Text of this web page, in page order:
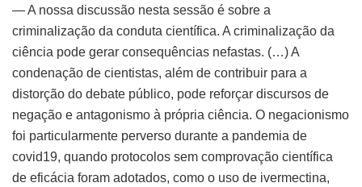
— A nossa discussão nesta sessão é sobre a
criminalização da conduta científica. A criminalização da
ciência pode gerar consequências nefastas. (…) A
condenação de cientistas, além de contribuir para a
distorção do debate público, pode reforçar discursos de
negação e antagonismo à própria ciência. O negacionismo
foi particularmente perverso durante a pandemia de
covid19, quando protocolos sem comprovação científica
de eficácia foram adotados, como o uso de ivermectina,